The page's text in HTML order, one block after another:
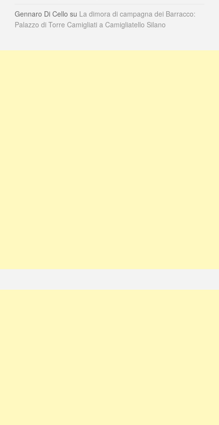
Gennaro Di Cello su La dimora di campagna dei Barracco:
Palazzo di Torre Camigliati a Camigliatello Silano